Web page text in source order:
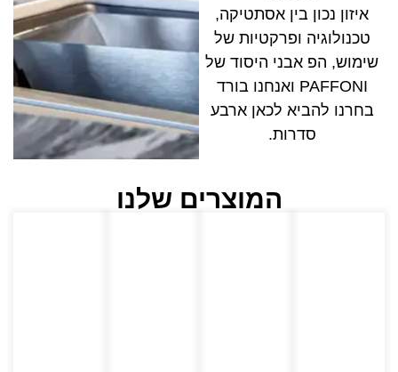
איזון נכון בין אסתטיקה,
טכנולוגיה ופרקטיות של
שימוש, הפ אבני היסוד של
PAFFONI ואנחנו בורד
בחרנו להביא לכאן ארבע
סדרות.
המוצרים שלנו